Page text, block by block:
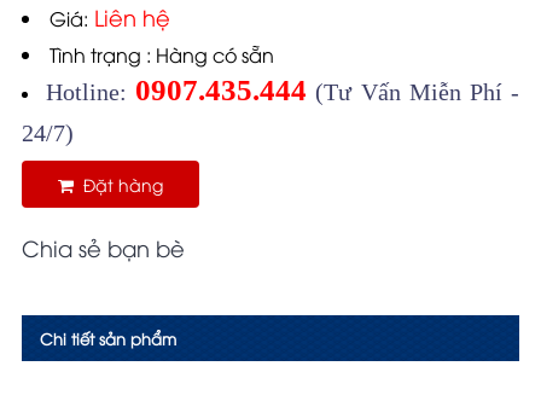
Giá: Liên hệ
Tình trạng : Hàng có sẵn
Hotline: 0907.435.444 (Tư Vấn Miễn Phí -
24/7)
Đặt hàng
Chia sẻ bạn bè
Chi tiết sản phẩm